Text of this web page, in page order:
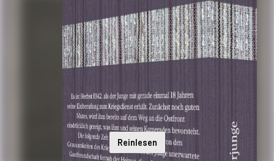
Reinlesen